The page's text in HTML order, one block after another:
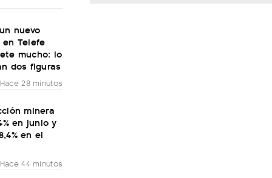
nuevo
Telefe
mucho: lo
dos figuras
Hace 28 minutos
minera
en junio y
en el
Hace 44 minutos